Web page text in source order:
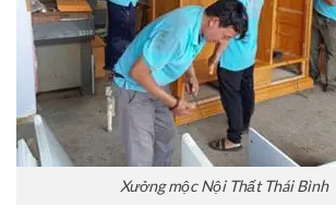
Xưởng mộc Nội Thất Thái Bình